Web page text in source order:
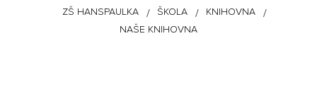
ZŠ HANSPAULKA ŠKOLA
KNIHOVNA
NAŠE KNIHOVNA